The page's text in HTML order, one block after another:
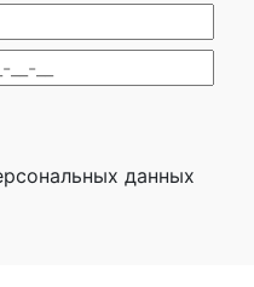
данных